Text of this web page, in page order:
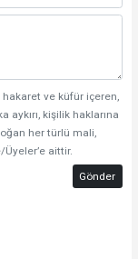
hakaret ve küfür içeren,
aykırı, kişilik haklarına
her türlü mali,
aittir.
Gönder